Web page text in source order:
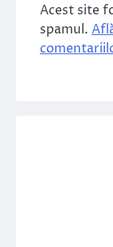
Acest site
spamul.